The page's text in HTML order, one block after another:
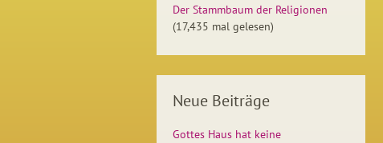
Der Stammbaum der Religionen
(17,435 mal gelesen)
Neue Beiträge
Gottes Haus hat keine